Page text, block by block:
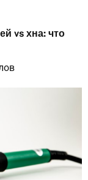
vs хна: что